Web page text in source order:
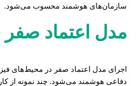
سازمان‌های هوشمند محسوب می‌شود.
مدل اعتماد
اجرای مدل اعتماد صفر در محیط‌های
دفاعی هوشمند می‌شود. چند نمونه از